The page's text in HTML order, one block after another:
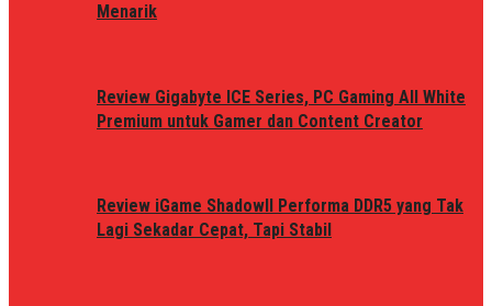
Menarik
Review Gigabyte ICE Series, PC Gaming All White
Premium untuk Gamer dan Content Creator
Review iGame ShadowII Performa DDR5 yang Tak
Lagi Sekadar Cepat, Tapi Stabil